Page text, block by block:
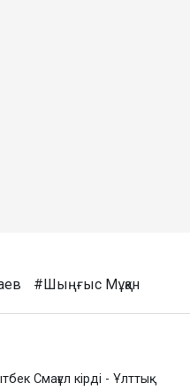
#Шыңғыс Мұқан
Смағұл кірді - Ұлттық